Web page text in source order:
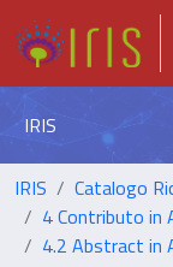
IRIS
IRIS
Catalogo
4 Contributo in
4.2 Abstract in